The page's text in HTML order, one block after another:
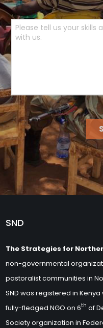
SND
The Strategies for
non-governmental
pastoralist communities in
SND was registered in
fully-fledged NGO on 6th of
Society organization in